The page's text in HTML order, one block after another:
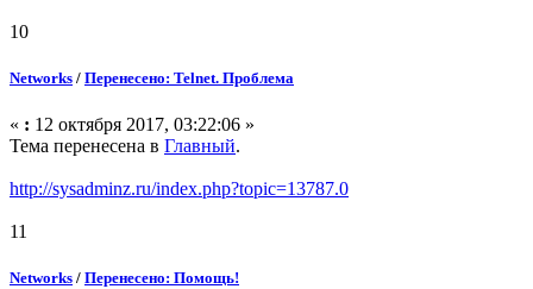
10
Networks / Перенесено: Telnet. Проблема
« : 12 октября 2017, 03:22:06 »
Тема перенесена в Главный.
http://sysadminz.ru/index.php?topic=13787.0
11
Networks / Перенесено: Помощь!